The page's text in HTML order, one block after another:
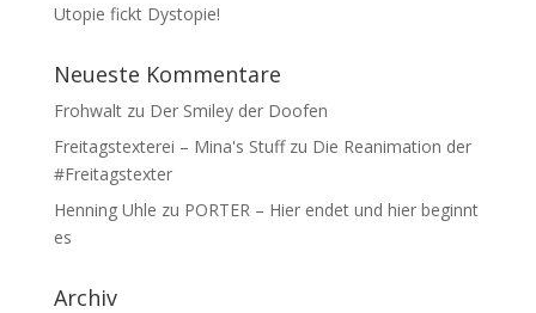
Utopie fickt Dystopie!
Neueste Kommentare
Frohwaltzu Der Smiley der Doofen
Freitagstexterei – Mina's Stuffzu Die Reanimation der
#Freitagstexter
Henning Uhle zu PORTER – Hier endet und hier beginnt
es
Archiv